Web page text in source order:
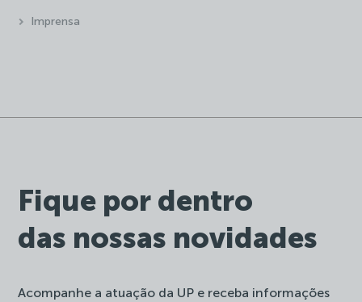
Fique por dentro
das nossas novidades
Acompanhe a atuação da UP e receba informações
Imprensa